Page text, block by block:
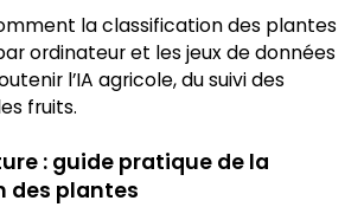
: guide pratique de la
des plantes